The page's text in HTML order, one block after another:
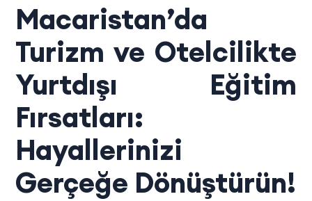
Macaristan’da
Turizm ve Otelcilikte
Yurtdışı Eğitim
Fırsatları:
Hayallerinizi
Gerçeğe Dönüştürün!